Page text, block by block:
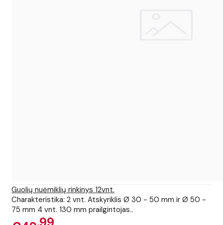
Guolių nuėmiklių rinkinys 12vnt.
Charakteristika: 2 vnt. Atskyriklis Ø 30 - 50 mm ir Ø 50 -
75 mm 4 vnt. 130 mm prailgintojas..